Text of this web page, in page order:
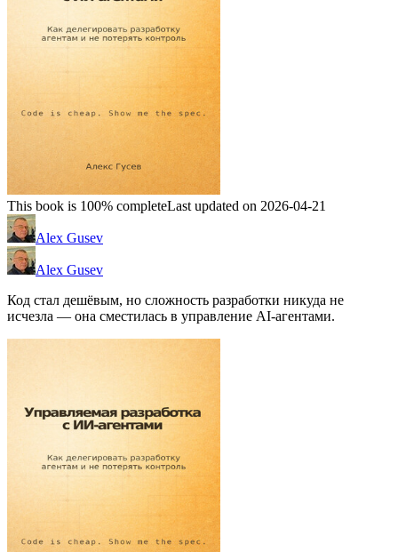
This book is 100% completeLast updated on 2026-04-21
Alex Gusev
Alex Gusev
Код стал дешёвым, но сложность разработки никуда не
исчезла — она сместилась в управление AI-агентами.